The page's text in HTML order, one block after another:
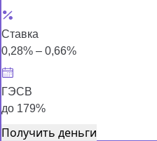
Ставка
0,28% – 0,66%
ГЭСВ
до 179%
Получить деньги